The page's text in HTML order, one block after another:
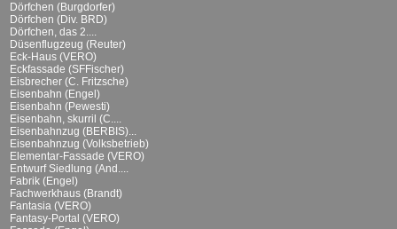
Dörfchen (Burgdorfer)
Dörfchen (Div. BRD)
Dörfchen, das 2....
Düsenflugzeug (Reuter)
Eck-Haus (VERO)
Eckfassade (SFFischer)
Eisbrecher (C. Fritzsche)
Eisenbahn (Engel)
Eisenbahn (Pewesti)
Eisenbahn, skurril (C....
Eisenbahnzug (BERBIS)...
Eisenbahnzug (Volksbetrieb)
Elementar-Fassade (VERO)
Entwurf Siedlung (And....
Fabrik (Engel)
Fachwerkhaus (Brandt)
Fantasia (VERO)
Fantasy-Portal (VERO)